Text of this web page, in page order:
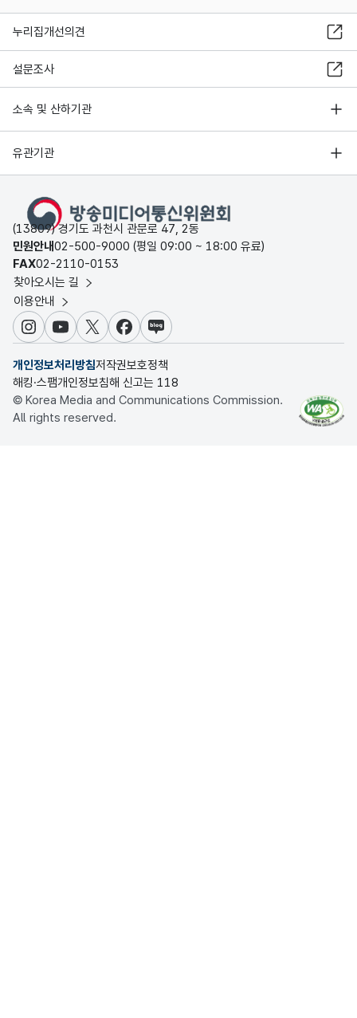
누리집개선의견
설문조사
소속 및 산하기관
유관기관
(13809) 경기도 과천시 관문로 47, 2동
민원안내02-500-9000 (평일 09:00 ~ 18:00 유료)
FAX02-2110-0153
찾아오시는 길
이용안내
인스타그램
유튜브X 페이스북
블로그
개인정보처리방침저작권보호정책
해킹·스팸개인정보침해 신고는 118
© Korea Media and Communications Commission.
All rights reserved.